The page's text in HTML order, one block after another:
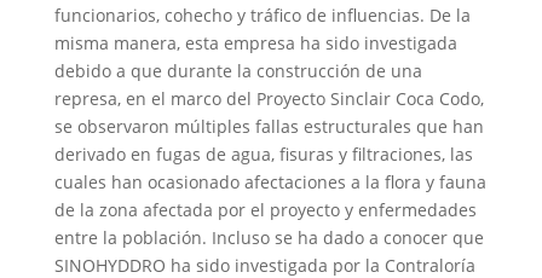
funcionarios, cohecho y tráfico de influencias. De la
misma manera, esta empresa ha sido investigada
debido a que durante la construcción de una
represa, en el marco del Proyecto Sinclair Coca Codo,
se observaron múltiples fallas estructurales que han
derivado en fugas de agua, fisuras y filtraciones, las
cuales han ocasionado afectaciones a la flora y fauna
de la zona afectada por el proyecto y enfermedades
entre la población. Incluso se ha dado a conocer que
SINOHYDDRO ha sido investigada por la Contraloría